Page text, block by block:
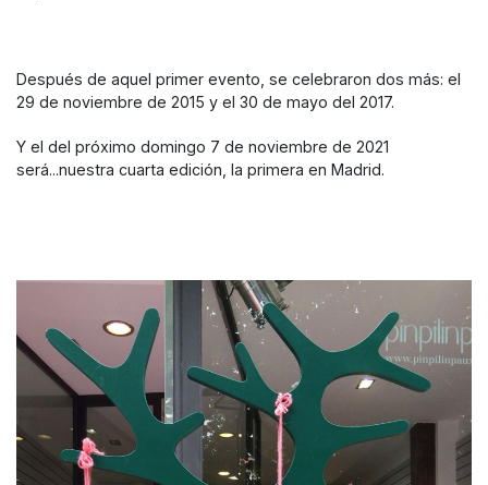
Después de aquel primer evento, se celebraron dos más: el
29 de noviembre de 2015 y el 30 de mayo del 2017.
Y el del próximo domingo 7 de noviembre de 2021
será...nuestra cuarta edición, la primera en Madrid.